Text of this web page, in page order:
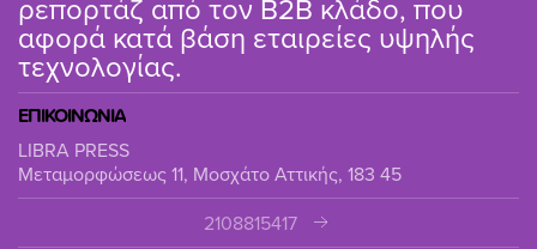
αφορά κατά βάση εταιρείες υψηλής
τεχνολογίας.
ΕΠΙΚΟΙΝΩΝΙΑ
LIBRA PRESS
Μεταμορφώσεως 11, Μοσχάτο Αττικής, 183 45
2108815417